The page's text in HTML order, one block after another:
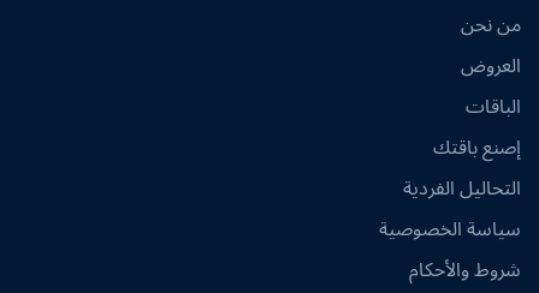
من نحن
العروض
الباقات
إصنع باقتك
التحاليل الفردية
سياسة الخصوصية
شروط والأحكام